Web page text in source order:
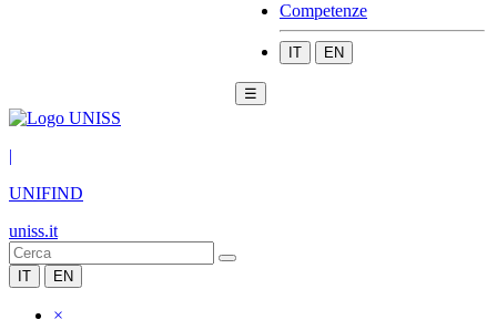
Competenze
IT EN
☰
|
UNIFIND
uniss.it
IT EN
×